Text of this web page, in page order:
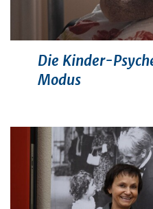
Die Kinder-
Modus